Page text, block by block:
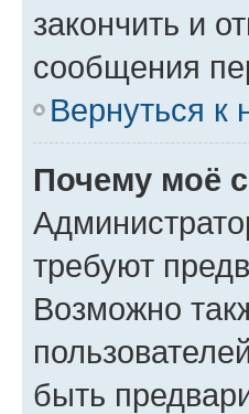
закончить и
сообщения
Вернуться к
Почему моё
требуют
Возможно
быть